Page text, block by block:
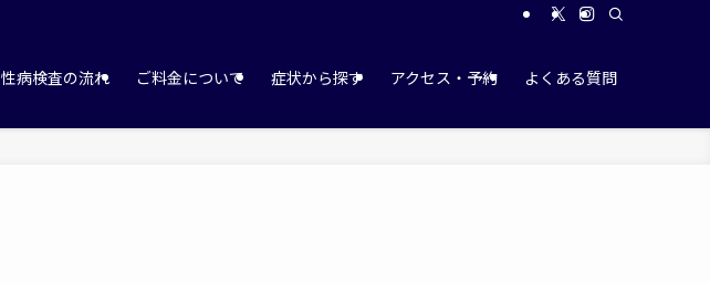
性病検査の流れ ご料金について 症状から探す アクセス・予約 よくある質問